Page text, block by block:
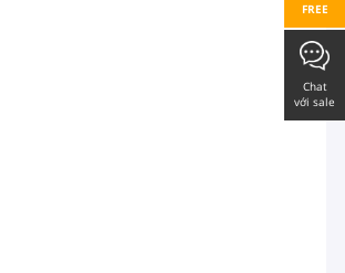
FREE
Chat
với sale